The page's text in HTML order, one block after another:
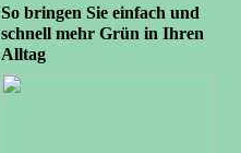
So bringen Sie einfach und
schnell mehr Grün in Ihren
Alltag